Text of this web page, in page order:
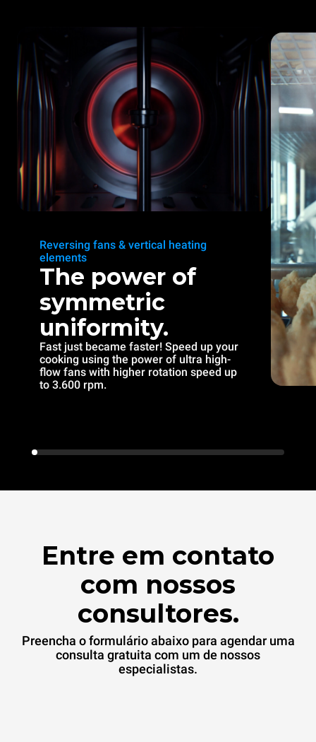
Reversing fans & vertical heating
elements
The power of
symmetric
uniformity.
Fast just became faster! Speed up your
cooking using the power of ultra high-
flow fans with higher rotation speed up
to 3.600 rpm.
Entre em contato
com nossos
consultores.
Preencha o formulário abaixo para agendar uma
consulta gratuita com um de nossos
especialistas.